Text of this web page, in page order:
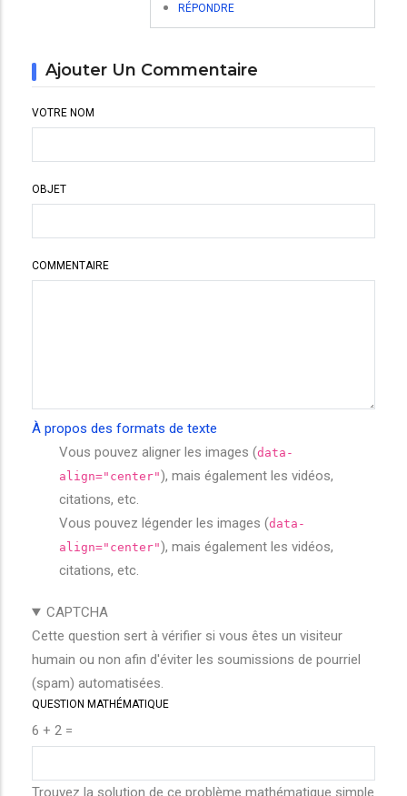
l'écran
par
RÉPONDRE
Ajouter Un Commentaire
VOTRE NOM
OBJET
COMMENTAIRE
À propos des formats de texte
Vous pouvez aligner les images (data-
align="center"), mais également les vidéos,
citations, etc.
Vous pouvez légender les images (data-
align="center"), mais également les vidéos,
citations, etc.
CAPTCHA
Cette question sert à vérifier si vous êtes un visiteur
humain ou non afin d'éviter les soumissions de pourriel
(spam) automatisées.
QUESTION MATHÉMATIQUE
6 + 2 =
Trouvez la solution de ce problème mathématique simple